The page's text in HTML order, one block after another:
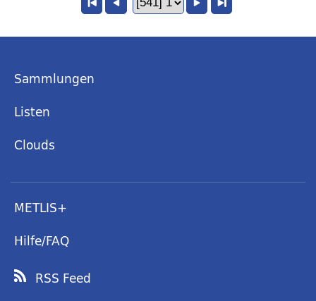
Sammlungen
Listen
Clouds
METLIS+
Hilfe/FAQ
RSS Feed